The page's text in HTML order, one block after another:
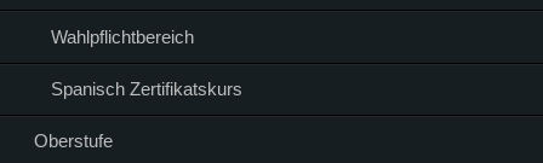
Wahlpflichtbereich
Spanisch Zertifikatskurs
Oberstufe